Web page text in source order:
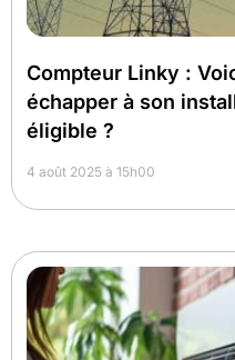
Compteur Linky :
échapper à son
éligible ?
4 août 2025 à 15h00